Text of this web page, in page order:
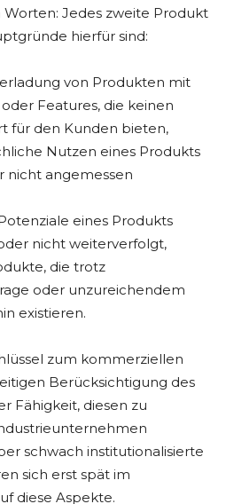
Jedes zweite Produkt
hierfür sind:
von Produkten mit
Features, die keinen
für den Kunden bieten,
Nutzen eines Produkts
nicht angemessen
eines Produkts
nicht weiterverfolgt,
die trotz
oder unzureichendem
existieren.
zum kommerziellen
Berücksichtigung des
Fähigkeit, diesen zu
schwach institutionalisierte
sich erst spät im
diese Aspekte.